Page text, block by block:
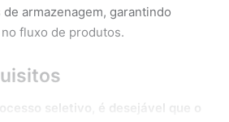
armazenagem, garantindo
fluxo de produtos.
seletivo, é desejável que o